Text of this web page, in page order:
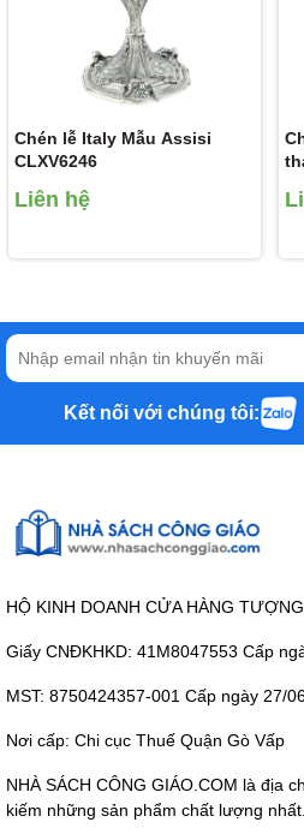
Chén lễ Italy Mẫu Assisi
CLXV6246
Liên hệ
Kết nối với chúng tôi:
HỘ KINH DOANH CỬA HÀNG
Giấy CNĐKHKD: 41M8047553 Cấp
MST: 8750424357-001 Cấp ngày 27/
Nơi cấp: Chi cục Thuế Quận Gò Vấp
NHÀ SÁCH CÔNG GIÁO.COM là địa
kiếm những sản phẩm chất lượng nhất.